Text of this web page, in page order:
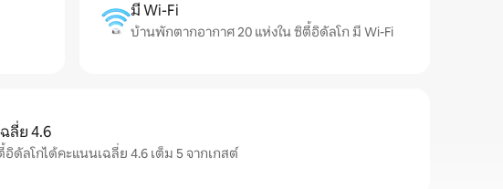
มี Wi-Fi
บ้านพักตากอากาศ 20 แห่งใน ซิตี้อิดัลโก มี Wi-Fi
ลี่ย 4.6
ดัลโกได้คะแนนเฉลี่ย 4.6 เต็ม 5 จากเกสต์